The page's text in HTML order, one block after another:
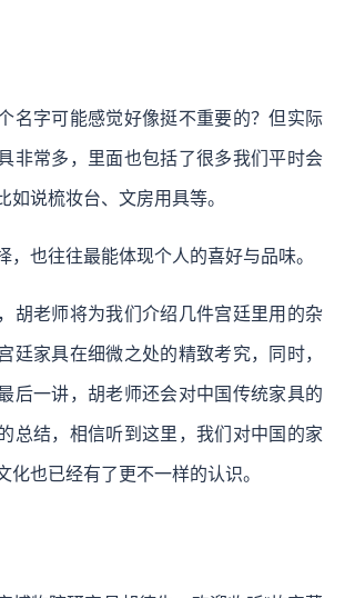
名字可能感觉好像挺不重要的？但实际
非常多，里面也包括了很多我们平时会
如说梳妆台、文房用具等。
，也往往最能体现个人的喜好与品味。
胡老师将为我们介绍几件宫廷里用的杂
廷家具在细微之处的精致考究，同时，
后一讲，胡老师还会对中国传统家具的
总结，相信听到这里，我们对中国的家
化也已经有了更不一样的认识。